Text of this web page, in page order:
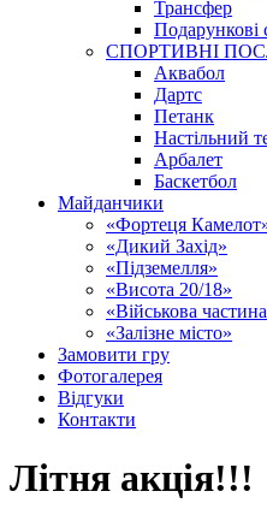
Трансфер
Подарункові
СПОРТИВНІ
Аквабол
Дартс
Петанк
Настільний
Арбалет
Баскетбол
Майданчики
«Фортеця
«Дикий Захід»
«Підземелля»
«Висота 20/18»
«Військова
«Залізне місто»
Замовити гру
Фотогалерея
Відгуки
Контакти
Літня акція!!!